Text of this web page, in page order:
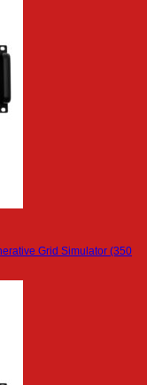
Grid Simulator (350